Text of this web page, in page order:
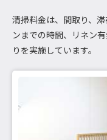
清掃料金は、間取り、
ンまでの時間、リネン
りを実施しています。